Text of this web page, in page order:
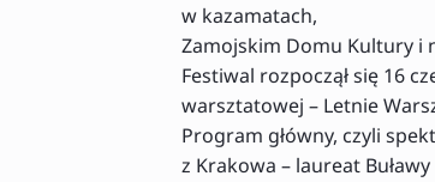
w kazamatach,
Zamojskim Domu Kultury i
Festiwal rozpoczął się 16
warsztatowej – Letnie
Program główny, czyli
z Krakowa – laureat